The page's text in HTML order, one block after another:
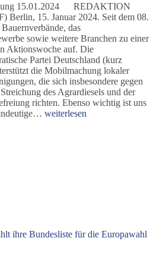
15.01.2024 REDAKTION
Berlin, 15. Januar 2024. Seit dem 08.
das
sowie weitere Branchen zu einer
Aktionswoche auf. Die
Partei Deutschland (kurz
die Mobilmachung lokaler
die sich insbesondere gegen
des Agrardiesels und der
richten. Ebenso wichtig ist uns
Solidarität
weiterlesen
ihre Bundesliste für die Europawahl